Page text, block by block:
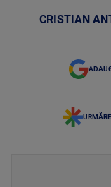
CRISTIAN